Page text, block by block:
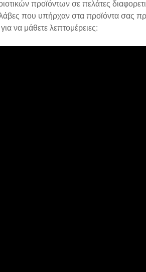
προϊόντων σε πελάτες
που υπήρχαν στα προϊόντα σας
να μάθετε λεπτομέρειες: